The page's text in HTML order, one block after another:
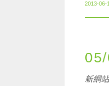
2013-06-
新網